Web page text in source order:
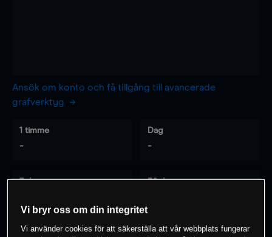
Ansök om konto och få tillgång till avancerade
grafverktyg
1 timme
-
Dag
-
7 dagar 30 dagar
Vi bryr oss om din integritet
Vi använder cookies för att säkerställa att vår webbplats fungerar